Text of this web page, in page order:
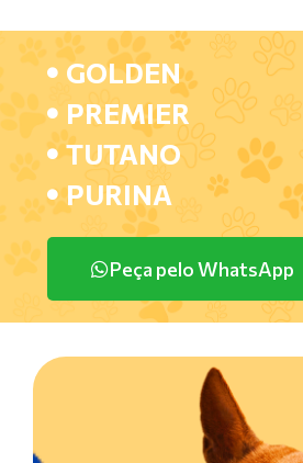
GOLDEN
PREMIER
TUTANO
PURINA
Peça pelo WhatsApp